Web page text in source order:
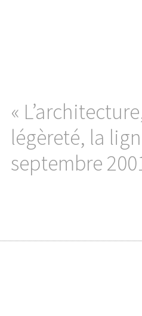
«
légèreté, la
septembre